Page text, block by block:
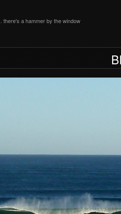
… there's a hammer by the window